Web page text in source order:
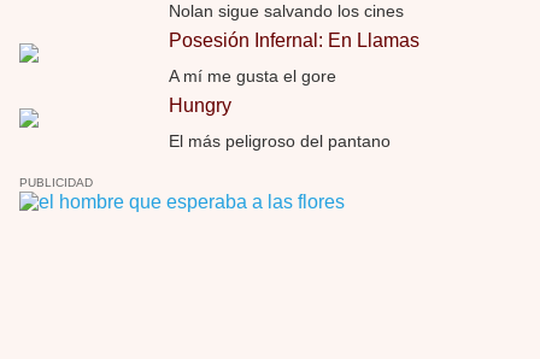
Nolan sigue salvando los cines
Posesión Infernal: En Llamas
A mí me gusta el gore
Hungry
El más peligroso del pantano
PUBLICIDAD